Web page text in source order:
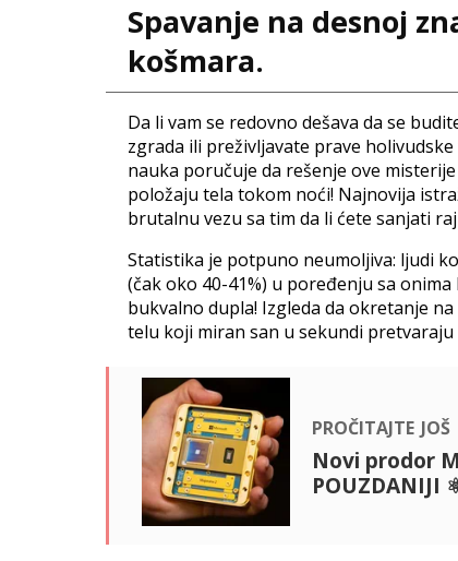
Spavanje na desnoj
košmara.
Da li vam se redovno dešava da se
zgrada ili preživljavate prave
nauka poručuje da rešenje ove
položaju tela tokom noći! Najnovija
brutalnu vezu sa tim da li ćete sanjati
Statistika je potpuno neumoljiva: ljudi
(čak oko 40-41%) u poređenju sa
bukvalno dupla! Izgleda da okretanje
telu koji miran san u sekundi
pročitajte još
Novi prodor
POUZDANIJI